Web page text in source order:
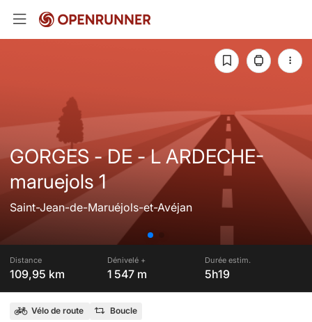
GORGES - DE - L ARDECHE-
maruejols 1
Saint-Jean-de-Maruéjols-et-Avéjan
Distance
109,95 km
Dénivelé +
1 547 m
Durée estim.
5h19
Vélo de route Boucle